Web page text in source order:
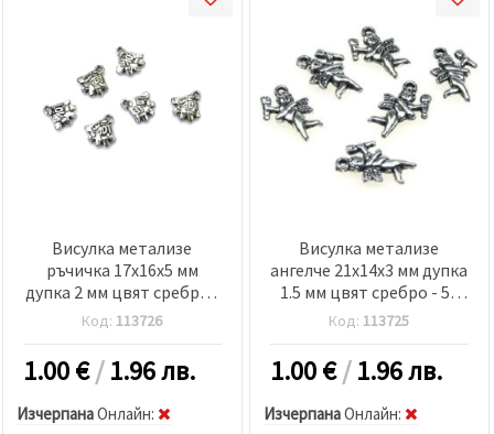
Висулка метализе
ръчичка 17x16x5 мм
дупка 2 мм цвят сребро -
50 грама
Код: 113726
1.00€/1.96 лв.
ИзчерпанаOнлайн:
Висулка метализе
ангелче 21x14x3 мм дупка
1.5 мм цвят сребро - 50
грама -154 броя
Код: 113725
1.00€/1.96 лв.
ИзчерпанаOнлайн: